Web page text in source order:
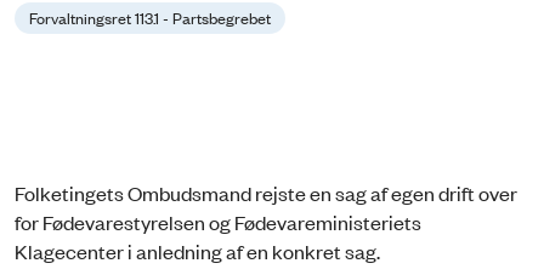
Forvaltningsret 113.1 - Partsbegrebet
Folketingets Ombudsmand rejste en sag af egen drift over
for Fødevarestyrelsen og Fødevareministeriets
Klagecenter i anledning af en konkret sag.